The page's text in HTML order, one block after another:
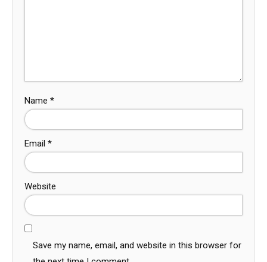
Name *
Email *
Website
Save my name, email, and website in this browser for